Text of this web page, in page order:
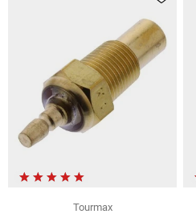
Tourmax